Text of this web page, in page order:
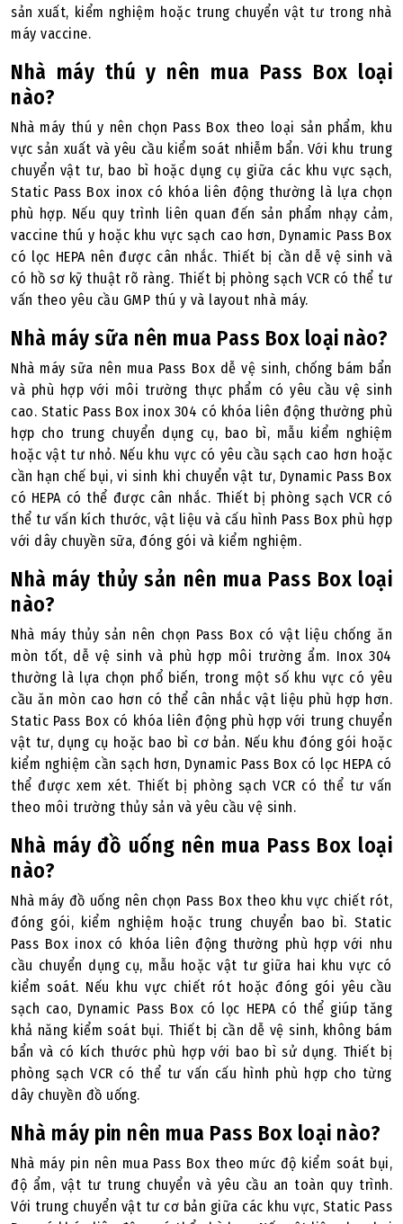
sản xuất, kiểm nghiệm hoặc trung chuyển vật tư trong nhà
máy vaccine.
Nhà máy thú y nên mua Pass Box loại
nào?
Nhà máy thú y nên chọn Pass Box theo loại sản phẩm, khu
vực sản xuất và yêu cầu kiểm soát nhiễm bẩn. Với khu trung
chuyển vật tư, bao bì hoặc dụng cụ giữa các khu vực sạch,
Static Pass Box inox có khóa liên động thường là lựa chọn
phù hợp. Nếu quy trình liên quan đến sản phẩm nhạy cảm,
vaccine thú y hoặc khu vực sạch cao hơn, Dynamic Pass Box
có lọc HEPA nên được cân nhắc. Thiết bị cần dễ vệ sinh và
có hồ sơ kỹ thuật rõ ràng. Thiết bị phòng sạch VCR có thể tư
vấn theo yêu cầu GMP thú y và layout nhà máy.
Nhà máy sữa nên mua Pass Box loại nào?
Nhà máy sữa nên mua Pass Box dễ vệ sinh, chống bám bẩn
và phù hợp với môi trường thực phẩm có yêu cầu vệ sinh
cao. Static Pass Box inox 304 có khóa liên động thường phù
hợp cho trung chuyển dụng cụ, bao bì, mẫu kiểm nghiệm
hoặc vật tư nhỏ. Nếu khu vực có yêu cầu sạch cao hơn hoặc
cần hạn chế bụi, vi sinh khi chuyển vật tư, Dynamic Pass Box
có HEPA có thể được cân nhắc. Thiết bị phòng sạch VCR có
thể tư vấn kích thước, vật liệu và cấu hình Pass Box phù hợp
với dây chuyền sữa, đóng gói và kiểm nghiệm.
Nhà máy thủy sản nên mua Pass Box loại
nào?
Nhà máy thủy sản nên chọn Pass Box có vật liệu chống ăn
mòn tốt, dễ vệ sinh và phù hợp môi trường ẩm. Inox 304
thường là lựa chọn phổ biến, trong một số khu vực có yêu
cầu ăn mòn cao hơn có thể cân nhắc vật liệu phù hợp hơn.
Static Pass Box có khóa liên động phù hợp với trung chuyển
vật tư, dụng cụ hoặc bao bì cơ bản. Nếu khu đóng gói hoặc
kiểm nghiệm cần sạch hơn, Dynamic Pass Box có lọc HEPA có
thể được xem xét. Thiết bị phòng sạch VCR có thể tư vấn
theo môi trường thủy sản và yêu cầu vệ sinh.
Nhà máy đồ uống nên mua Pass Box loại
nào?
Nhà máy đồ uống nên chọn Pass Box theo khu vực chiết rót,
đóng gói, kiểm nghiệm hoặc trung chuyển bao bì. Static
Pass Box inox có khóa liên động thường phù hợp với nhu
cầu chuyển dụng cụ, mẫu hoặc vật tư giữa hai khu vực có
kiểm soát. Nếu khu vực chiết rót hoặc đóng gói yêu cầu
sạch cao, Dynamic Pass Box có lọc HEPA có thể giúp tăng
khả năng kiểm soát bụi. Thiết bị cần dễ vệ sinh, không bám
bẩn và có kích thước phù hợp với bao bì sử dụng. Thiết bị
phòng sạch VCR có thể tư vấn cấu hình phù hợp cho từng
dây chuyền đồ uống.
Nhà máy pin nên mua Pass Box loại nào?
Nhà máy pin nên mua Pass Box theo mức độ kiểm soát bụi,
độ ẩm, vật tư trung chuyển và yêu cầu an toàn quy trình.
Với trung chuyển vật tư cơ bản giữa các khu vực, Static Pass